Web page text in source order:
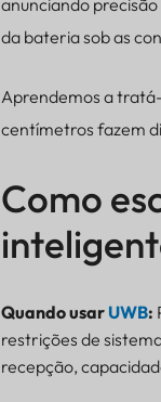
da bateria sob as
Aprendemos a
centímetros fazem
Como
Quando usar UWB:
restrições de
recepção,